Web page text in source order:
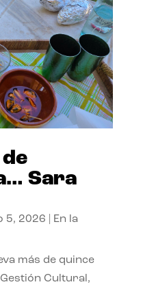
Sara
5, 2026
En la
más de quince
Cultural,